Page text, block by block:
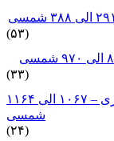
(۵۳)
(۳۳)
قرن دوازده هجری – ۱۰۶۷ الی ۱۱۶۴
شمسی
(۲۴)